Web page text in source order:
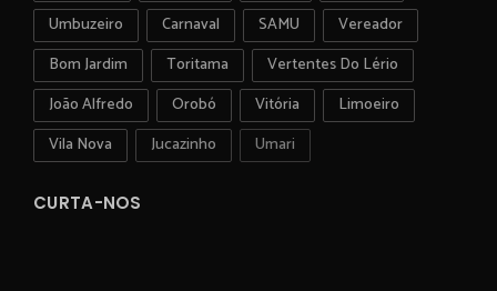
Umbuzeiro
Carnaval SAMU
Vereador
Bom Jardim
Toritama
Vertentes Do Lério
João Alfredo
Orobó Vitória
Limoeiro
Vila Nova
Jucazinho Umari
CURTA-NOS